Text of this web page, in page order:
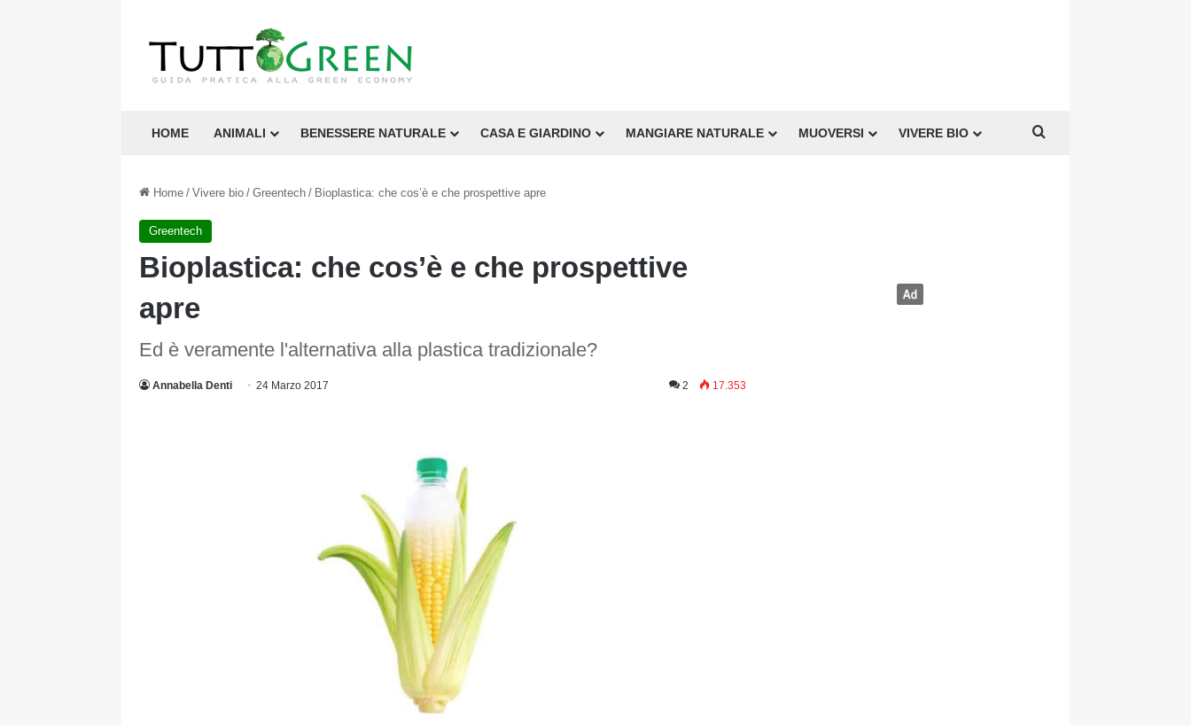
HOME ANIMALI BENESSERE NATURALE CASA E GIARDINO MANGIARE NATURALE MUOVERSI VIVERE BIO
Home / Vivere bio / Greentech / Bioplastica: che cos’è e che prospettive apre
Greentech
Bioplastica: che cos’è e che prospettive
apre
Ed è veramente l'alternativa alla plastica tradizionale?
Annabella Denti 24 Marzo 2017 2 17.353